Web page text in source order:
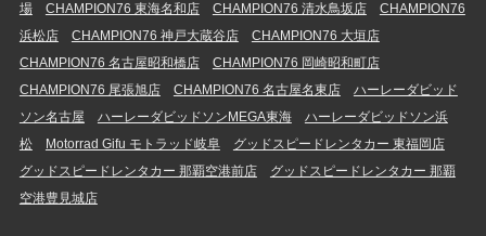
場
CHAMPION76 東海名和店 CHAMPION76 清水鳥坂店
CHAMPION76
浜松店
CHAMPION76 神戸大蔵谷店
CHAMPION76 大垣店
CHAMPION76 名古屋昭和橋店
CHAMPION76 岡崎昭和町店
CHAMPION76 尾張旭店
CHAMPION76 名古屋名東店
ハーレーダビッド
ソン名古屋
ハーレーダビッドソンMEGA東海
ハーレーダビッドソン浜
松
Motorrad Gifu モトラッド岐阜
グッドスピードレンタカー 東福岡店
グッドスピードレンタカー 那覇空港前店
グッドスピードレンタカー 那覇
空港豊見城店